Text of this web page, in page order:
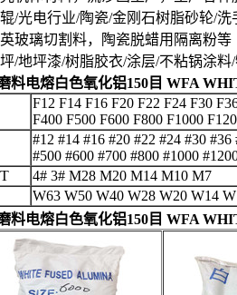
/光电行业/陶瓷/金刚石树脂砂轮/
玻璃切割料，陶瓷脱蜡用隔离粉等
/地坪漆/树脂胶衣/涂层/不粘锅涂
料电熔白色氧化铝150目 WFA
F12 F14 F16 F20 F22 F24 F30
F400 F500 F600 F800 F1000
#12 #14 #16 #20 #22 #24 #30
#500 #600 #700 #800 #1000
4# 3# M28 M20 M14 M10 M7
W63 W50 W40 W28 W20 W14
料电熔白色氧化铝150目 WFA